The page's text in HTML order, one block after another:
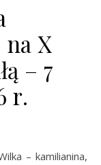
X
– 7
r.